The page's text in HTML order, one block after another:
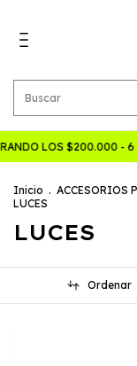
LOS $200.000 - 6
Inicio . ACCESORIOS
LUCES
LUCES
Ordenar